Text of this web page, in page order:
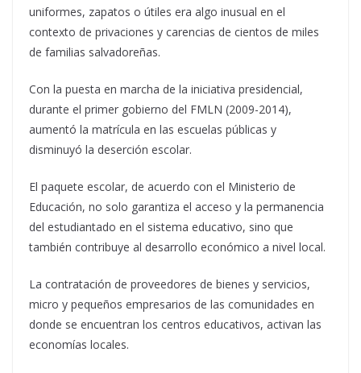
uniformes, zapatos o útiles era algo inusual en el
contexto de privaciones y carencias de cientos de miles
de familias salvadoreñas.
Con la puesta en marcha de la iniciativa presidencial,
durante el primer gobierno del FMLN (2009-2014),
aumentó la matrícula en las escuelas públicas y
disminuyó la deserción escolar.
El paquete escolar, de acuerdo con el Ministerio de
Educación, no solo garantiza el acceso y la permanencia
del estudiantado en el sistema educativo, sino que
también contribuye al desarrollo económico a nivel local.
La contratación de proveedores de bienes y servicios,
micro y pequeños empresarios de las comunidades en
donde se encuentran los centros educativos, activan las
economías locales.